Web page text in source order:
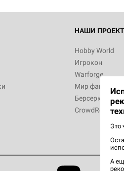
НАШИ
Hobby World
Игрокон
Warforge
Мир
Берсерк
CrowdRepublic
Это
А